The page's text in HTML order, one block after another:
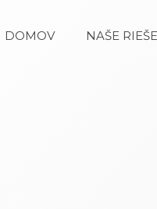
DOMOV NAŠE